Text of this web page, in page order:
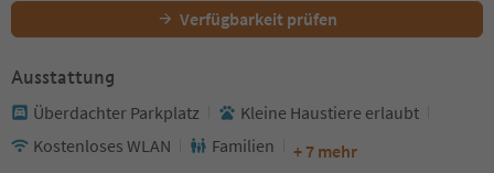
Verfügbarkeit prüfen
Ausstattung
Überdachter Parkplatz
Kleine Haustiere erlaubt
Kostenloses WLAN
Familien + 7 mehr